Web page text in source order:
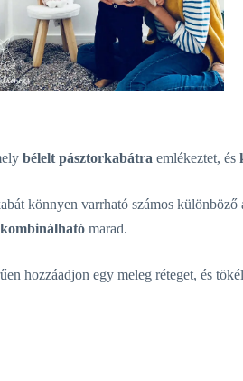
bélelt pásztorkabátra emlékeztet, és
könnyen varrható számos különböző
marad.
hozzáadjon egy meleg réteget, és